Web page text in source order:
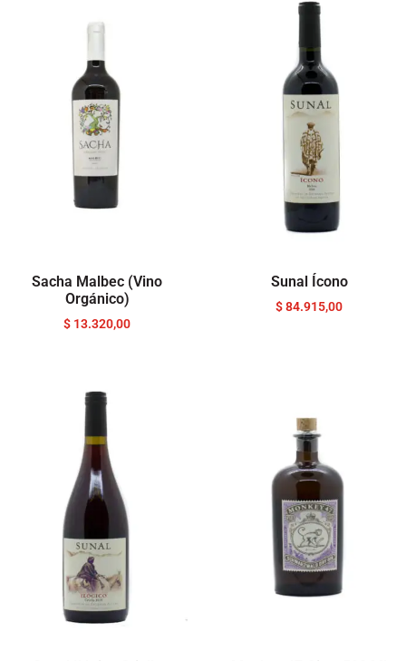
Sacha Malbec (Vino
Orgánico)
$ 13.320,00
Sunal Ícono
$84.915,00